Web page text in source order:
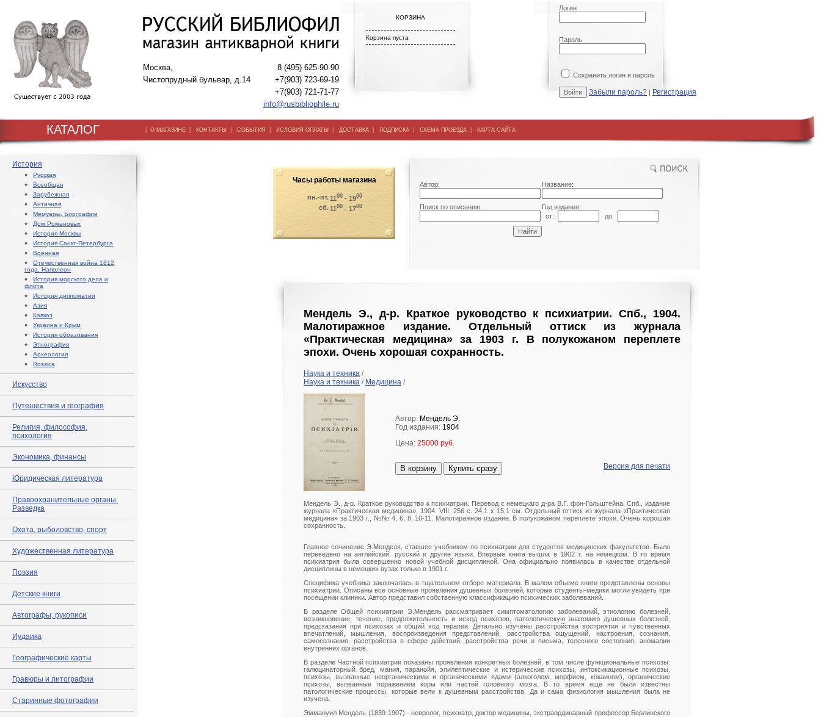
Москва,
Чистопрудный бульвар, д.14
8 (495) 625-90-90
+7(903) 723-69-19
+7(903) 721-71-77
info@rusbibliophile.ru
КОРЗИНА
Корзина пуста
Логин
Пароль
Сохранить логин и пароль
Забыли пароль? | Регистрация
КАТАЛОГ | О МАГАЗИНЕ | КОНТАКТЫ | СОБЫТИЯ | УСЛОВИЯ ОПЛАТЫ | ДОСТАВКА | ПОДПИСКА | СХЕМА ПРОЕЗДА | КАРТА САЙТА
История
♦ Русская
♦ Всеобщая
♦ Зарубежная
♦ Античная
♦ Мемуары. Биографии
♦ Дом Романовых
♦ История Москвы
♦ История Санкт-Петербурга
♦ Военная
♦ Отечественная война 1812
года. Наполеон
♦ История морского дела и
флота
♦ История дипломатии
♦ Азия
♦ Кавказ
♦ Украина и Крым
♦ История образования
♦ Этнография
♦ Археология
♦ Rossica
Искусство
Путешествия и география
Религия, философия,
психология
Экономика, финансы
Юридическая литература
Правоохранительные органы.
Разведка
Охота, рыболовство, спорт
Художественная литература
Поэзия
Детские книги
Автографы, рукописи
Иудаика
Географические карты
Гравюры и литографии
Старинные фотографии
Часы работы магазина
пн.-пт.1100 - 1900
сб.1100 - 1700
Автор: Название:
Поиск по описанию:
Год издания:
от:
до:
Мендель Э., д-р. Краткое руководство к психиатрии. Спб., 1904.
Малотиражное издание. Отдельный оттиск из журнала
«Практическая медицина» за 1903 г. В полукожаном переплете
эпохи. Очень хорошая сохранность.
Наука и техника /
Наука и техника / Медицина /
Автор: Мендель Э.
Год издания: 1904
Цена: 25000 руб.
В корзину Купить сразу Версия для печати
Мендель Э., д-р. Краткое руководство к психиатрии. Перевод с немецкаго д-ра В.Г. фон-Гольштейна. Спб., издание
журнала «Практическая медицина», 1904. VIII, 256 с. 24,1 х 15,1 см. Отдельный оттиск из журнала «Практическая
медицина» за 1903 г., №№ 4, 6, 8, 10-11. Малотиражное издание. В полукожаном переплете эпохи. Очень хорошая
сохранность.
Главное сочинение Э.Менделя, ставшее учебником по психиатрии для студентов медицинских факультетов. Было
переведено на английский, русский и другие языки. Впервые книга вышла в 1902 г. на немецком. В то время
психиатрия была совершенно новой учебной дисциплиной. Она официально появилась в качестве отдельной
дисциплины в немецких вузах только в 1901 г.
Специфика учебника заключалась в тщательном отборе материала. В малом объеме книги представлены основы
психиатрии. Описаны все основные проявления душевных болезней, которые студенты-медики могли увидеть при
посещении клиники. Автор представил собственную классификацию психических заболеваний.
В разделе Общей психиатрии Э.Мендель рассматривает симптоматологию заболеваний, этиологию болезней,
возникновение, течение, продолжительность и исход психозов, патологическую анатомию душевных болезней,
предсказания при психозах и общий ход терапии. Детально изучены расстройства восприятия и чувственных
впечатлений, мышления, воспроизведения представлений, расстройства ощущений, настроения, сознания,
самосознания, расстройства в сфере действий, расстройства речи и письма, телесного состояния, аномалии
внутренних органов.
В разделе Частной психиатрии показаны проявления конкретных болезней, в том числе функциональные психозы:
галюцинаторный бред, мания, паранойя, эпилептические и истерические психозы, интоксикационные психозы,
психозы, вызванные неорганическими и органическими ядами (алкоголем, морфием, кокаином), органические
психозы, вызванные поражением коры или частей головного мозга. В то время еще не были известны
патологические процессы, которые вели к душевным расстройства. Да и сама физиология мышления была не
изучена.
Эммануил Мендель (1839-1907) - невролог, психиатр, доктор медицины, экстраординарный профессор Берлинского